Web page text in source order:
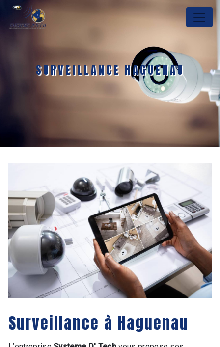
Panneau de gestion des cookies
SURVEILLANCE HAGUENAU
Surveillance à Haguenau